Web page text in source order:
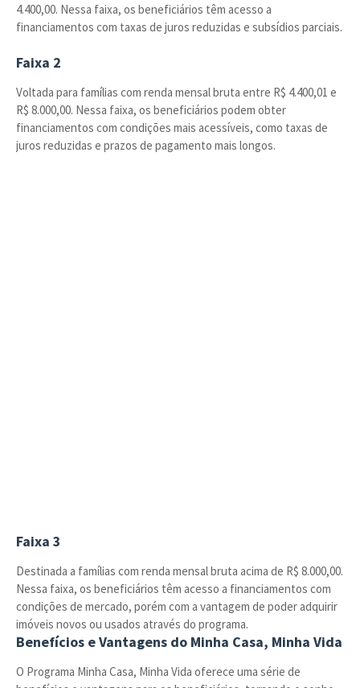
4.400,00. Nessa faixa, os beneficiários têm acesso a
financiamentos com taxas de juros reduzidas e subsídios parciais.
Faixa 2
Voltada para famílias com renda mensal bruta entre R$ 4.400,01 e
R$ 8.000,00. Nessa faixa, os beneficiários podem obter
financiamentos com condições mais acessíveis, como taxas de
juros reduzidas e prazos de pagamento mais longos.
Faixa 3
Destinada a famílias com renda mensal bruta acima de R$ 8.000,00.
Nessa faixa, os beneficiários têm acesso a financiamentos com
condições de mercado, porém com a vantagem de poder adquirir
imóveis novos ou usados através do programa.
Benefícios e Vantagens do Minha Casa, Minha Vida
O Programa Minha Casa, Minha Vida oferece uma série de